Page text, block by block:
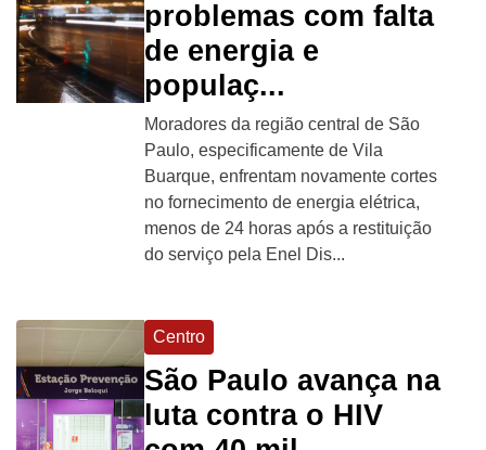
problemas com falta
de energia e
populaç...
Moradores da região central de São
Paulo, especificamente de Vila
Buarque, enfrentam novamente cortes
no fornecimento de energia elétrica,
menos de 24 horas após a restituição
do serviço pela Enel Dis...
Centro
São Paulo avança na
luta contra o HIV